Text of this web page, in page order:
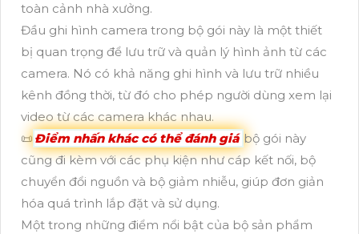
toàn cảnh nhà xưởng.
Đầu ghi hình camera trong bộ gói này là một thiết
bị quan trọng để lưu trữ và quản lý hình ảnh từ các
camera. Nó có khả năng ghi hình và lưu trữ nhiều
kênh đồng thời, từ đó cho phép người dùng xem lại
video từ các camera khác nhau.
📜 Điểm nhấn khác có thể đánh giá bộ gói này
cũng đi kèm với các phụ kiện như cáp kết nối, bộ
chuyển đổi nguồn và bộ giảm nhiễu, giúp đơn giản
hóa quá trình lắp đặt và sử dụng.
Một trong những điểm nổi bật của bộ sản phẩm